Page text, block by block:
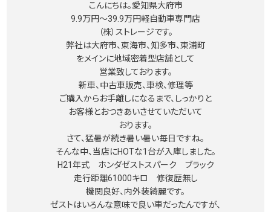
こんにちは。愛知県大府市
9.9万円〜39.9万円軽自動車専門店
（株）ストレージです。
弊社は大府市、東海市、知多市、東浦町
をメインに地域密着型店舗として
営業致しております。
新車、中古車販売、車検、修理等
ご購入からお手離しになるまで、しっかりと
お客様とおつきあいさせていただいて
おります。
さて、猛暑が続き暑い暑い毎日ですね。
そんな中、当店にHOTな1台が入庫しました。
H21年式 ホンダゼストスパーク ブラック
走行距離61000キロ 修復歴無し
機関良好、内外装綺麗です。
ゼストはいろんな意味で良い車だったんですが、